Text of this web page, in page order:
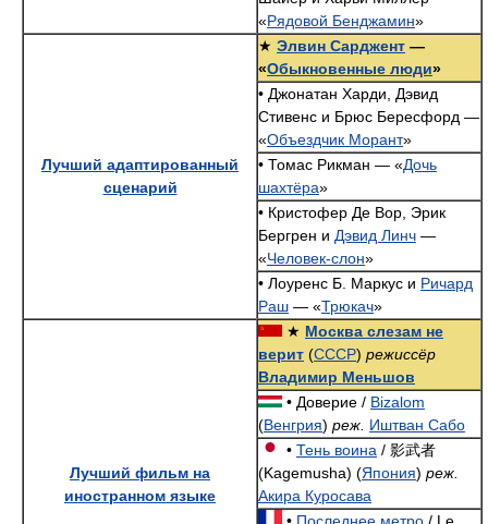
«Рядовой Бенджамин»
Лучший адаптированный
сценарий
★ Элвин Сарджент —
«Обыкновенные люди»
• Джонатан Харди, Дэвид
Стивенс и Брюс Бересфорд —
«Объездчик Морант»
• Томас Рикман — «Дочь
шахтёра»
• Кристофер Де Вор, Эрик
Бергрен и Дэвид Линч —
«Человек-слон»
• Лоуренс Б. Маркус и Ричард
Раш — «Трюкач»
Лучший фильм на
иностранном языке
★ Москва слезам не
верит (СССР) режиссёр
Владимир Меньшов
• Доверие / ‎Bizalom
(Венгрия) реж. Иштван Сабо
• Тень воина / 影武者
(Kagemusha) (Япония) реж.
Акира Куросава